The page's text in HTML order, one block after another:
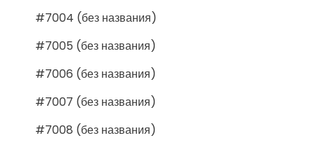
#7004 (без названия)
#7005 (без названия)
#7006 (без названия)
#7007 (без названия)
#7008 (без названия)